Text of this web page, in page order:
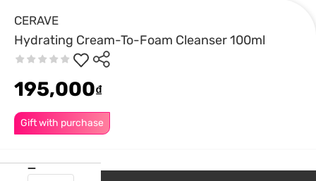
CERAVE
Hydrating Cream-To-Foam Cleanser 100ml
Gift with purchase
195,000₫